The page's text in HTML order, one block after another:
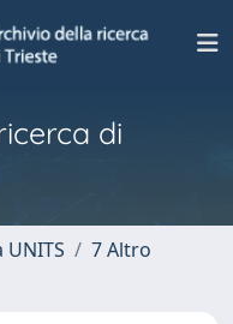
di
7 Altro